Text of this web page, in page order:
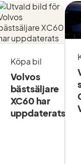
Köpa bil
Volvos
bästsäljare
XC60 har
uppdaterats